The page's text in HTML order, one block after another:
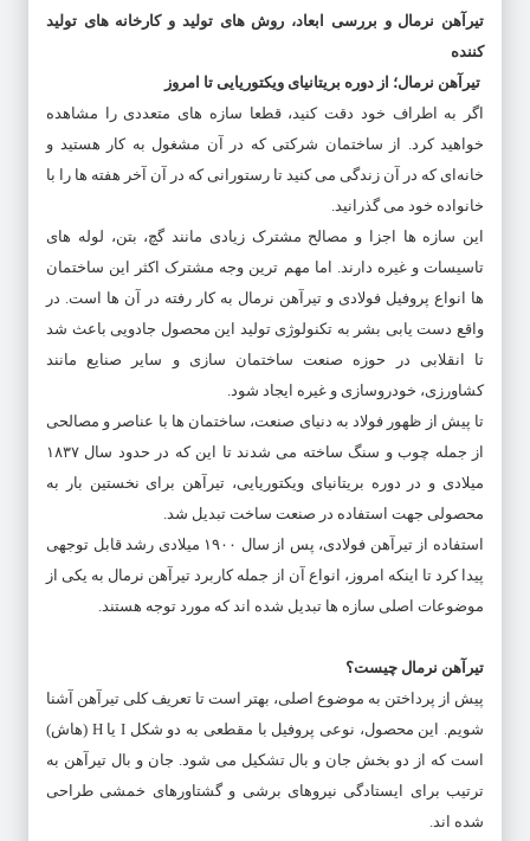
تیرآهن نرمال و بررسی ابعاد، روش های تولید و کارخانه های تولید
کننده
تیرآهن نرمال؛ از دوره بریتانیای ویکتوریایی تا امروز
اگر به اطراف خود دقت کنید، قطعا سازه‌ های متعددی را مشاهده
خواهید کرد. از ساختمان شرکتی که در آن مشغول به کار هستید و
خانه‌ای که در آن زندگی می‌ کنید تا رستورانی که در آن آخر هفته‌ ها را با
خانواده خود می‌ گذرانید.
این سازه‌ ها اجزا و مصالح مشترک زیادی مانند گچ، بتن، لوله‌ های
تاسیسات و غیره دارند. اما مهم‌ ترین وجه مشترک اکثر این ساختمان‌
ها انواع پروفیل فولادی و تیرآهن نرمال به کار رفته در آن ها است. در
واقع دست‌ یابی بشر به تکنولوژی تولید این محصول جادویی باعث شد
تا انقلابی در حوزه صنعت ساختمان سازی و سایر صنایع مانند
کشاورزی، خودروسازی و غیره ایجاد شود.
تا پیش از ظهور فولاد به دنیای صنعت، ساختمان‌ ها با عناصر و مصالحی
از جمله چوب و سنگ ساخته می‌ شدند تا این‌ که در حدود سال‌‌ ۱۸۳۷
میلادی و در دوره بریتانیای ویکتوریایی، تیرآهن برای نخستین بار به
محصولی جهت استفاده در صنعت ساخت تبدیل شد.
استفاده از تیرآهن فولادی، پس از سال ۱۹٠٠ میلادی رشد قابل توجهی
پیدا کرد تا اینکه امروز، انواع آن از جمله کاربرد تیرآهن نرمال به یکی از
موضوعات اصلی سازه‌ ها تبدیل شده‌ اند که مورد توجه هستند.
تیرآهن نرمال چیست؟
پیش از پرداختن به موضوع اصلی، بهتر است تا تعریف کلی تیرآهن آشنا
شویم. این محصول، نوعی پروفیل با مقطعی به دو شکل I یا H (هاش)
است که از دو بخش جان و بال تشکیل می‌ شود. جان و بال تیرآهن به
ترتیب برای ایستادگی نیروهای برشی و گشتاور‌های خمشی طراحی
شده‌ اند.